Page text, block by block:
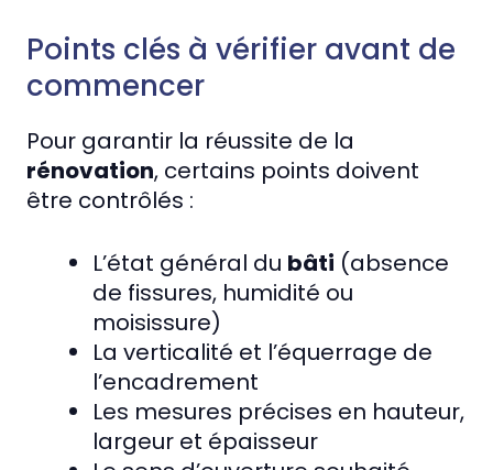
Points clés à vérifier avant de
commencer
Pour garantir la réussite de la
rénovation, certains points doivent
être contrôlés :
L’état général du bâti (absence
de fissures, humidité ou
moisissure)
La verticalité et l’équerrage de
l’encadrement
Les mesures précises en hauteur,
largeur et épaisseur